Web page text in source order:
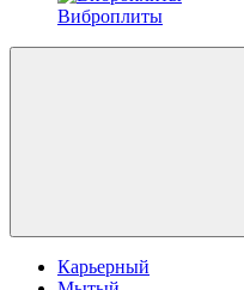
Виброплиты
Карьерный